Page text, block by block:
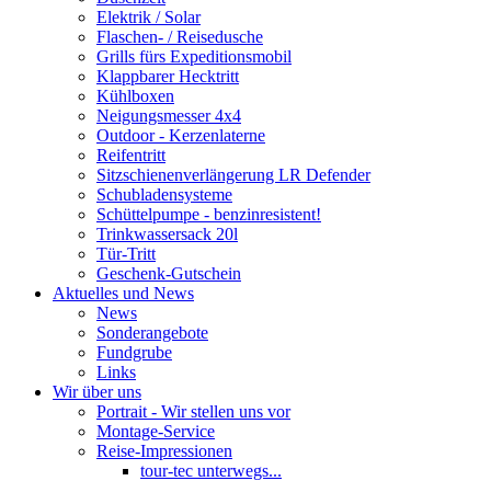
Elektrik / Solar
Flaschen- / Reisedusche
Grills fürs Expeditionsmobil
Klappbarer Hecktritt
Kühlboxen
Neigungsmesser 4x4
Outdoor - Kerzenlaterne
Reifentritt
Sitzschienenverlängerung LR Defender
Schubladensysteme
Schüttelpumpe - benzinresistent!
Trinkwassersack 20l
Tür-Tritt
Geschenk-Gutschein
Aktuelles und News
News
Sonderangebote
Fundgrube
Links
Wir über uns
Portrait - Wir stellen uns vor
Montage-Service
Reise-Impressionen
tour-tec unterwegs...